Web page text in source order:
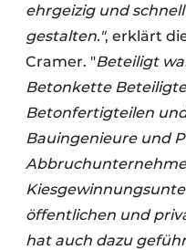
ehrgeizig und
gestalten.", erklärt
Cramer. "Beteiligt
Betonkette
Betonfertigteilen
Bauingenieure und
öffentlichen und
hat auch dazu